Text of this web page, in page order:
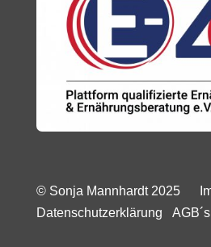
© Sonja Mannhardt 2025
Datenschutzerklärung
AGB´s